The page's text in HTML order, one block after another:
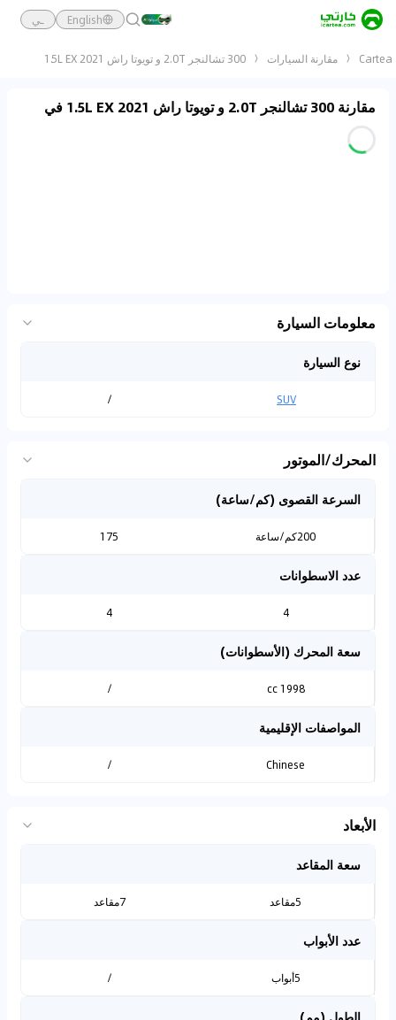
English ـي
Cartea مقارنة السيارات 300 تشالنجر 2.0T و تويوتا راش 2021 1.5L EX
مقارنة 300 تشالنجر 2.0T و تويوتا راش 2021 1.5L EX في
معلومات السيارة
نوع السيارة
SUV
/
المحرك/الموتور
السرعة القصوى (كم/ساعة)
200كم/ساعة 175
عدد الاسطوانات
4
4
سعة المحرك (الأسطوانات)
1998 cc
/
المواصفات الإقليمية
Chinese
/
الأبعاد
سعة المقاعد
5مقاعد 7مقاعد
عدد الأبواب
5أبواب /